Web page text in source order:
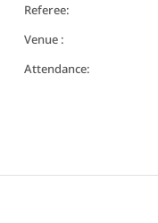
Referee:
Venue :
Attendance: